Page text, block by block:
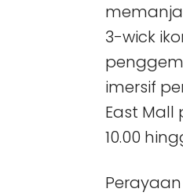
3-wick
imersif
East Mall
10.00